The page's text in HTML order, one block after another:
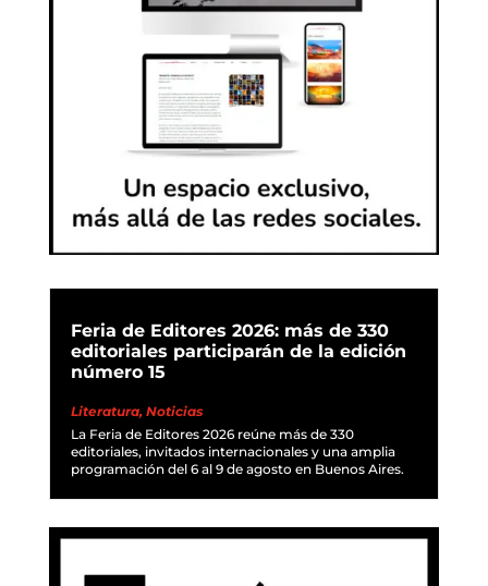
Feria de Editores 2026: más de 330
editoriales participarán de la edición
número 15
Literatura, Noticias
La Feria de Editores 2026 reúne más de 330
editoriales, invitados internacionales y una amplia
programación del 6 al 9 de agosto en Buenos Aires.